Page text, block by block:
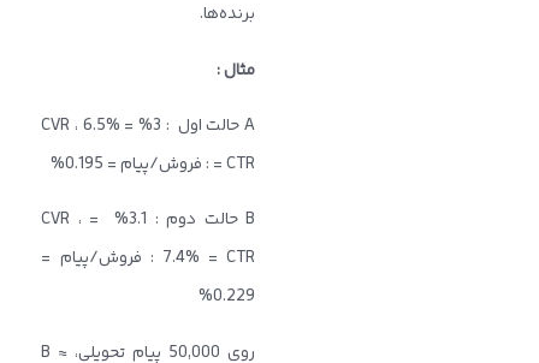
برنده‌ها.
مثال:
A حالت اول : 3% = CVR ، 6.5%
= CTR : فروش/پیام = 0.195%
B حالت دوم : 3.1% = CVR ،
7.4% = CTR : فروش/پیام =
0.229%
روی 50,000 پیام تحویلی، B ≈